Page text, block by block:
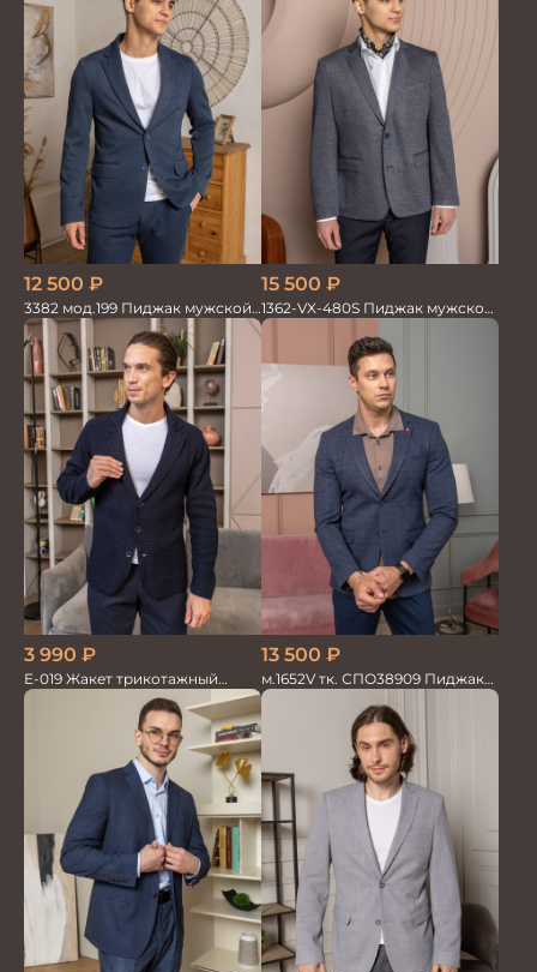
12 500 ₽
3382 мод.199 Пиджак мужской
син.меланж трикотаж
15 500 ₽
1362-VX-480S Пиджак мужской
трикотажный
3 990 ₽
Е-019 Жакет трикотажный
т.синий
13 500 ₽
м.1652V тк. СПО38909 Пиджак
мужской трикотажный